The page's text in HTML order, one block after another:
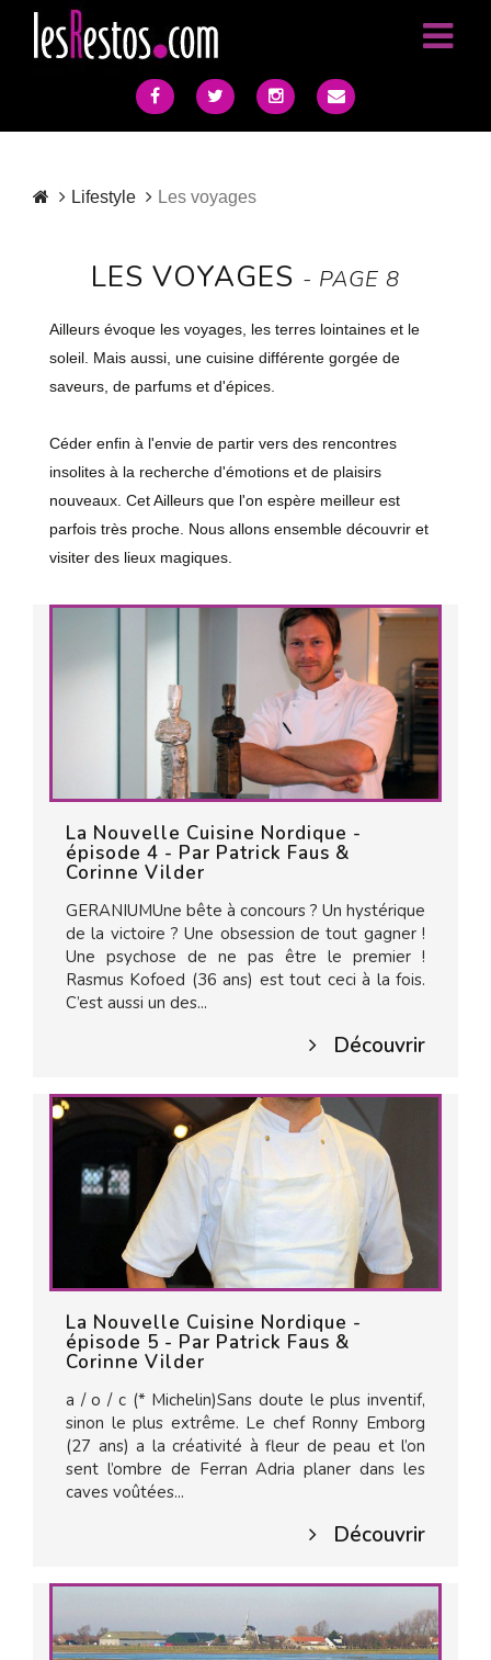
Lifestyle Les voyages
LES VOYAGES - PAGE 8
Ailleurs évoque les voyages, les terres lointaines et le
soleil. Mais aussi, une cuisine différente gorgée de
saveurs, de parfums et d'épices.
Céder enfin à l'envie de partir vers des rencontres
insolites à la recherche d'émotions et de plaisirs
nouveaux. Cet Ailleurs que l'on espère meilleur est
parfois très proche. Nous allons ensemble découvrir et
visiter des lieux magiques.
La Nouvelle Cuisine Nordique -
épisode 4 - Par Patrick Faus &
Corinne Vilder
GERANIUMUne bête à concours ? Un hystérique
de la victoire ? Une obsession de tout gagner !
Une psychose de ne pas être le premier !
Rasmus Kofoed (36 ans) est tout ceci à la fois.
C’est aussi un des...
Découvrir
La Nouvelle Cuisine Nordique -
épisode 5 - Par Patrick Faus &
Corinne Vilder
a / o / c (* Michelin)Sans doute le plus inventif,
sinon le plus extrême. Le chef Ronny Emborg
(27 ans) a la créativité à fleur de peau et l’on
sent l’ombre de Ferran Adria planer dans les
caves voûtées...
Découvrir